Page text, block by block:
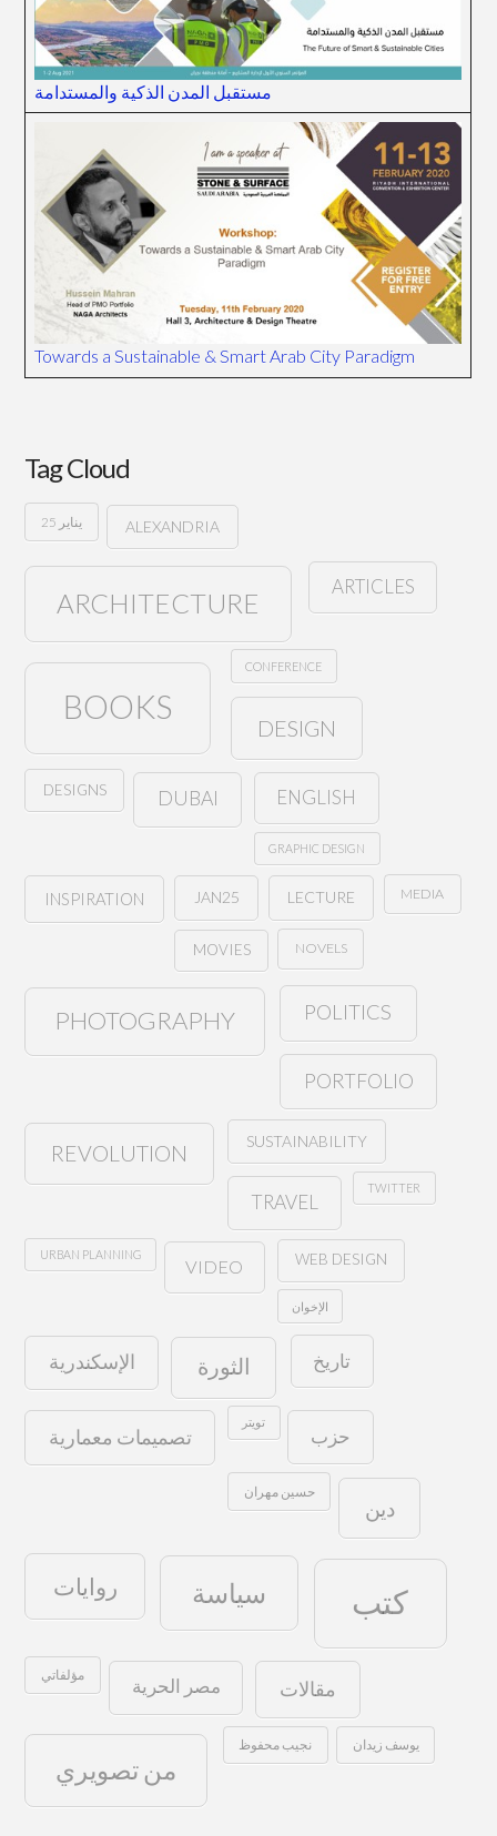
مستقبل المدن الذكية والمستدامة
Towards a Sustainable & Smart Arab City Paradigm
Tag Cloud
25 يناير ALEXANDRIA
ARCHITECTURE
ARTICLES
BOOKS
CONFERENCE
DESIGN
DESIGNS DUBAI ENGLISH
GRAPHIC DESIGN
INSPIRATION JAN25 LECTURE MEDIA
MOVIES NOVELS
PHOTOGRAPHY POLITICS
PORTFOLIO
REVOLUTION SUSTAINABILITY
TRAVEL
TWITTER
URBAN PLANNING
VIDEO WEB DESIGN
الإخوان
الإسكندرية الثورة تاريخ
تصميمات معمارية
تويتر
حزب
حسين مهران
دين
روايات سياسة كتب
مؤلفاتي مصر الحرية مقالات
من تصويري
نجيب محفوظ يوسف زيدان